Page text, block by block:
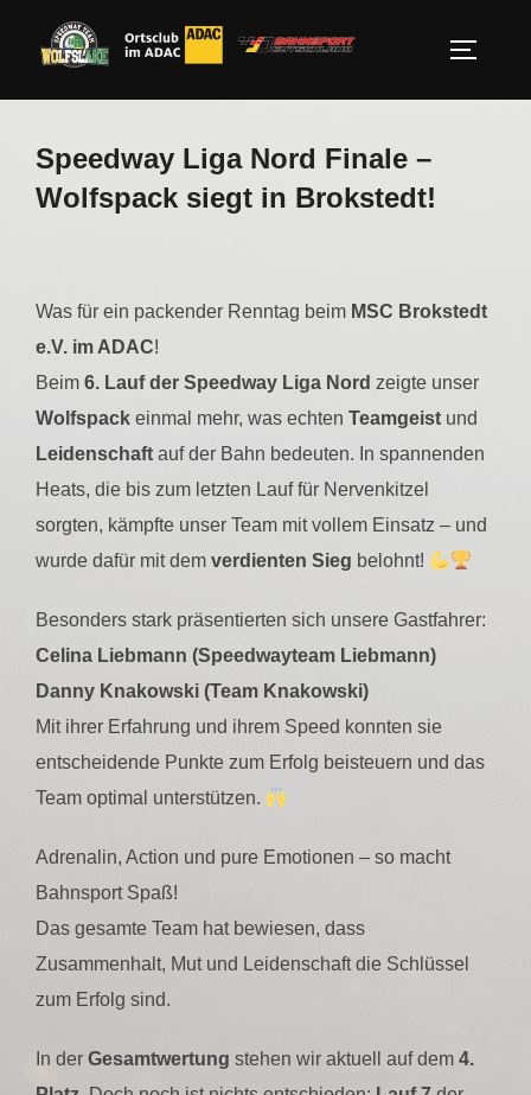
Inhalt
Speedway Liga Nord Finale –
Wolfspack siegt in Brokstedt!
Was für ein packender Renntag beim MSC Brokstedt
e.V. im ADAC!
Beim 6. Lauf der Speedway Liga Nord zeigte unser
Wolfspack einmal mehr, was echten Teamgeist und
Leidenschaft auf der Bahn bedeuten. In spannenden
Heats, die bis zum letzten Lauf für Nervenkitzel
sorgten, kämpfte unser Team mit vollem Einsatz – und
wurde dafür mit dem verdienten Sieg belohnt!
Besonders stark präsentierten sich unsere Gastfahrer:
Celina Liebmann (Speedwayteam Liebmann)
Danny Knakowski (Team Knakowski)
Mit ihrer Erfahrung und ihrem Speed konnten sie
entscheidende Punkte zum Erfolg beisteuern und das
Team optimal unterstützen.
Adrenalin, Action und pure Emotionen – so macht
Bahnsport Spaß!
Das gesamte Team hat bewiesen, dass
Zusammenhalt, Mut und Leidenschaft die Schlüssel
zum Erfolg sind.
In der Gesamtwertung stehen wir aktuell auf dem 4.